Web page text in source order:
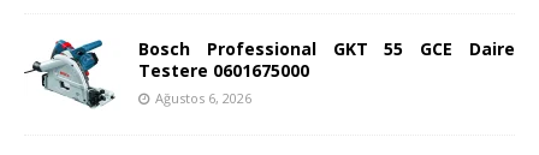
Bosch Professional GKT 55 GCE Daire
Testere 0601675000
Ağustos 6, 2026